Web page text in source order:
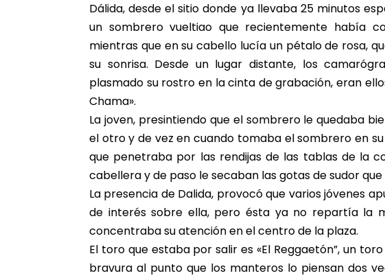
Dálida, desde el sitio donde ya llevaba 25 minutos
un sombrero vueltiao que recientemente había
mientras que en su cabello lucía un pétalo de rosa,
su sonrisa. Desde un lugar distante, los
plasmado su rostro en la cinta de grabación, eran
Chama».
La joven, presintiendo que el sombrero le quedaba
el otro y de vez en cuando tomaba el sombrero en
que penetraba por las rendijas de las tablas de la
cabellera y de paso le secaban las gotas de sudor
La presencia de Dalida, provocó que varios jóvenes
de interés sobre ella, pero ésta ya no repartía la
concentraba su atención en el centro de la plaza.
El toro que estaba por salir es «El Reggaetón”, un
bravura al punto que los manteros lo piensan dos